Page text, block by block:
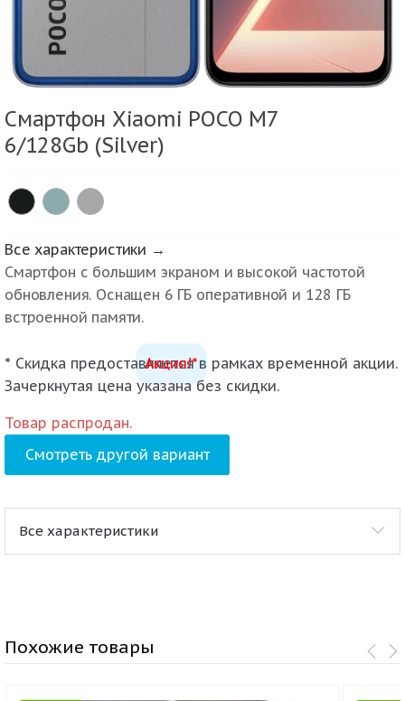
Смартфон Xiaomi POCO M7
6/128Gb (Silver)
Все характеристики →
Смартфон с большим экраном и высокой частотой
обновления. Оснащен 6 ГБ оперативной и 128 ГБ
встроенной памяти.
Акция!*
* Скидка предоставляется в рамках временной акции.
Зачеркнутая цена указана без скидки.
Товар распродан.
Смотреть другой вариант
Все характеристики
Похожие товары